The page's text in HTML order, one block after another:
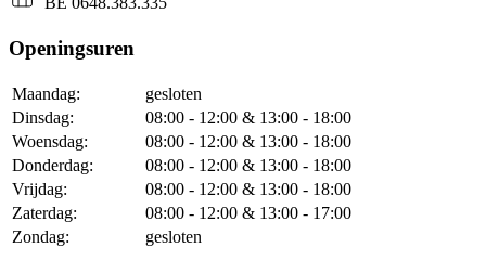
Openingsuren
Maandag:
gesloten
Dinsdag:
08:00 - 12:00 & 13:00 - 18:00
Woensdag:
08:00 - 12:00 & 13:00 - 18:00
Donderdag:
08:00 - 12:00 & 13:00 - 18:00
Vrijdag:
08:00 - 12:00 & 13:00 - 18:00
Zaterdag:
08:00 - 12:00 & 13:00 - 17:00
Zondag:
gesloten